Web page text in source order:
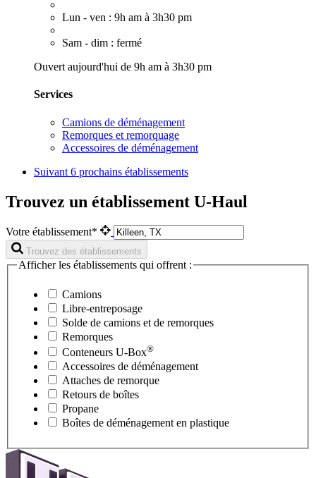
Lun - ven : 9h am à 3h30 pm
Sam - dim : fermé
Ouvert aujourd'hui de 9h am à 3h30 pm
Services
Camions de déménagement
Remorques et remorquage
Accessoires de déménagement
Suivant 6 prochains établissements
Trouvez un établissement U-Haul
Votre établissement*
Trouvez des établissements
Afficher les établissements qui offrent :
Camions
Libre-entreposage
Solde de camions et de remorques
Remorques
Conteneurs U-Box®
Accessoires de déménagement
Attaches de remorque
Retours de boîtes
Propane
Boîtes de déménagement en plastique